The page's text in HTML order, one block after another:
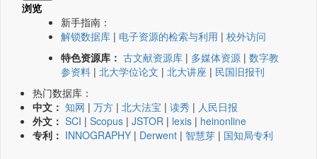
浏览
新手指南：
解锁数据库 | 电子资源的检索与利用 | 校外访问
特色资源库： 古文献资源库 | 多媒体资源 | 数字教
参资料 | 北大学位论文 | 北大讲座 | 民国旧报刊
热门数据库：
中文： 知网 | 万方 | 北大法宝 | 读秀 | 人民日报
外文： SCI | Scopus | JSTOR | lexis | heinonline
专利： INNOGRAPHY | Derwent | 智慧芽 | 国知局专利